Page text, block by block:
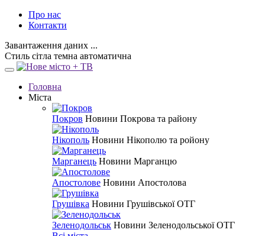
Про нас
Контакти
Завантаження даних ...
Стиль сітла темна автоматична
Головна
Міста
Покров Новини Покрова та району
Нікополь Новини Нікополю та ройону
Марганець Новини Марганцю
Апостолове Новини Апостолова
Грушівка Новини Грушівської ОТГ
Зеленодольськ Новини Зеленодольської ОТГ